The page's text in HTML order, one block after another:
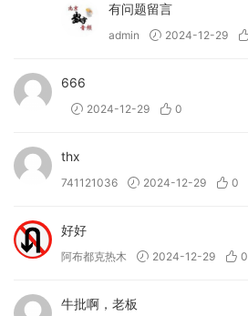
有问题留言
admin 2024-12-29
666
2024-12-29 0
thx
741121036 2024-12-29 0
好好
阿布都克热木 2024-12-29 0
牛批啊，老板